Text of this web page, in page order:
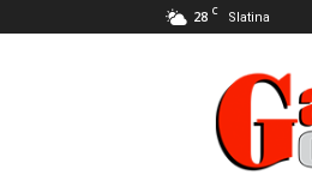
28 C Slatina